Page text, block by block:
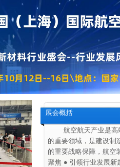
展会概括
航空航天产业是高端
的重要领域，是建设制
的重要战略保障，航空
聚焦 ● 引领行业发展新